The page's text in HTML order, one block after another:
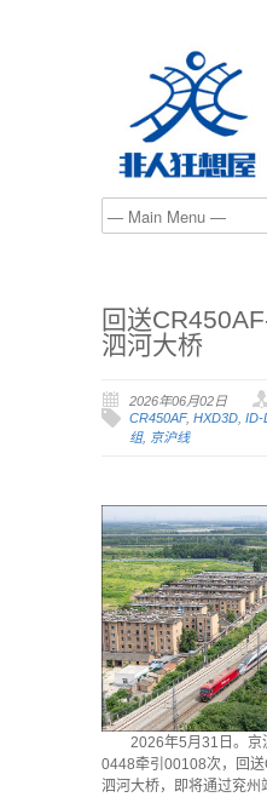
回送
泗河大桥
2026年06月02日
CR450AF, HXD3D, ID-
组, 京沪线
2026年5月31日。京
0448牵引00108次，回
泗河大桥，即将通过兖州